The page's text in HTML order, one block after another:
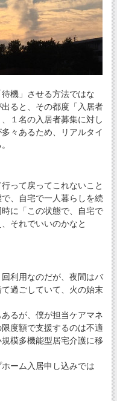
機」させる方法ではな
ると、その都度「入居者
１名の入居者募集に対し
々あるため、リアルタイ
って戻ってこれないこと
、自宅で一人暮らしを続
に「この状態で、自宅で
それでいいのかなと
利用なのだが、夜間はバ
過ごしていて、火の始末
るが、僕が担当ケアマネ
度額で支援するのは不適
模多機能型居宅介護に移
ーム入居申し込みでは